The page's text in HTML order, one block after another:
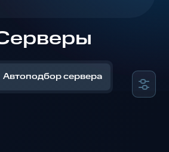
Автоподбор сервера